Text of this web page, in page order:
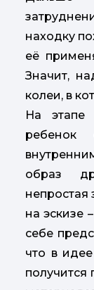
находку
её
Значит,
колеи, в
На этапе
образ
непростая
на эскизе
себе
что в